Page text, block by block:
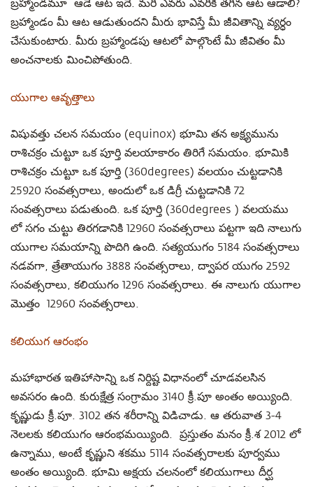
బ్రహ్మాండమూ ఆడే ఆట ఇదే. మరి ఎవరు ఎవరికి తగిన ఆట ఆడాలి?
బ్రహ్మాండం మీ ఆట ఆడుతుందని మీరు భావిస్తే మీ జీవితాన్ని వ్యర్ధం
చేసుకుంటారు. మీరు బ్రహ్మాండపు ఆటలో పాల్గొంటే మీ జీవితం మీ
అంచనాలకు మించిపోతుంది.
యుగాల ఆవృత్తాలు
విషువత్తు చలన సమయం (equinox) భూమి తన అక్ష్యమును
రాశిచక్రం చుట్టూ ఒక పూర్తి వలయాకారం తిరిగే సమయం. భూమికి
రాశిచక్రం చుట్టూ ఒక పూర్తి (360degrees) వలయం చుట్టడానికి
25920 సంవత్సరాలు, అందులో ఒక డిగ్రీ చుట్టడానికి 72
సంవత్సరాలు పడుతుంది. ఒక పూర్తి (360degrees ) వలయము
లో సగం చుట్టు తిరగడానికి 12960 సంవత్సరాలు పట్టగా ఇది నాలుగు
యుగాల సమయాన్ని పొదిగి ఉంది. సత్యయుగం 5184 సంవత్సరాలు
నడవగా, త్రేతాయుగం 3888 సంవత్సరాలు, ద్వాపర యుగం 2592
సంవత్సరాలు, కలియుగం 1296 సంవత్సరాలు. ఈ నాలుగు యుగాల
మొత్తం 12960 సంవత్సరాలు.
కలియుగ ఆరంభం
మహాభారత ఇతిహాసాన్ని ఒక నిర్దిష్ట విధానంలో చూడవలసిన
అవసరం ఉంది. కురుక్షేత్ర సంగ్రామం 3140 క్రీ.పూ అంతం అయ్యింది.
కృష్ణుడు క్రీ.పూ. 3102 తన శరీరాన్ని విడిచాడు. ఆ తరువాత 3-4
నెలలకు కలియుగం ఆరంభమయ్యింది. ప్రస్తుతం మనం క్రీ.శ 2012 లో
ఉన్నాము, అంటే కృష్ణుని శకము 5114 సంవత్సరాలకు పూర్వము
అంతం అయ్యింది. భూమి అక్షయ చలనంలో కలియుగాలు దీర్ఘ